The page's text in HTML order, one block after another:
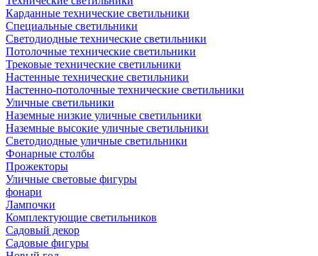
Карданные технические светильники
Специальные светильники
Светодиодные технические светильники
Потолочные технические светильники
Трековые технические светильники
Настенные технические светильники
Настенно-потолочные технические светильники
Уличные светильники
Наземные низкие уличные светильники
Наземные высокие уличные светильники
Светодиодные уличные светильники
Фонарные столбы
Прожекторы
Уличные световые фигуры
фонари
Лампочки
Комплектующие светильников
Садовый декор
Садовые фигуры